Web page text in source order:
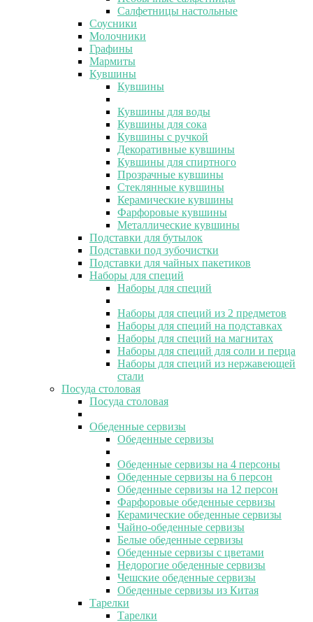
Салфетницы настольные
Соусники
Молочники
Графины
Мармиты
Кувшины
Кувшины
Кувшины для воды
Кувшины для сока
Кувшины с ручкой
Декоративные кувшины
Кувшины для спиртного
Прозрачные кувшины
Стеклянные кувшины
Керамические кувшины
Фарфоровые кувшины
Металлические кувшины
Подставки для бутылок
Подставки под зубочистки
Подставки для чайных пакетиков
Наборы для специй
Наборы для специй
Наборы для специй из 2 предметов
Наборы для специй на подставках
Наборы для специй на магнитах
Наборы для специй для соли и перца
Наборы для специй из нержавеющей
стали
Посуда столовая
Посуда столовая
Обеденные сервизы
Обеденные сервизы
Обеденные сервизы на 4 персоны
Обеденные сервизы на 6 персон
Обеденные сервизы на 12 персон
Фарфоровые обеденные сервизы
Керамические обеденные сервизы
Чайно-обеденные сервизы
Белые обеденные сервизы
Обеденные сервизы с цветами
Недорогие обеденные сервизы
Чешские обеденные сервизы
Обеденные сервизы из Китая
Тарелки
Тарелки